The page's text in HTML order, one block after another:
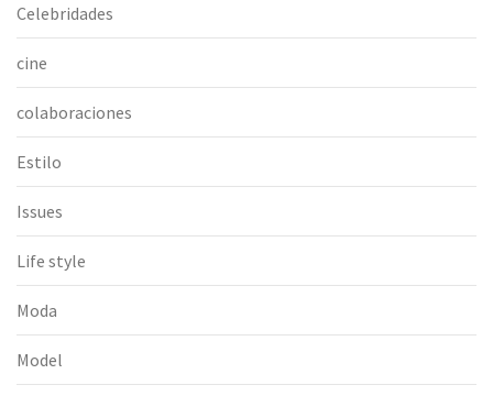
Celebridades
cine
colaboraciones
Estilo
Issues
Life style
Moda
Model